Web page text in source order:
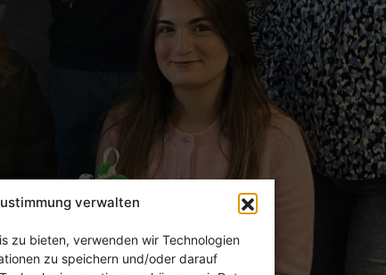
verwalten
zu bieten, verwenden wir Technologien
zu speichern und/oder darauf